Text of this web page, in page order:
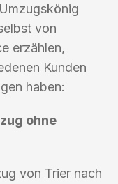
von
erzählen,
Kunden
haben:
ohne
von Trier nach